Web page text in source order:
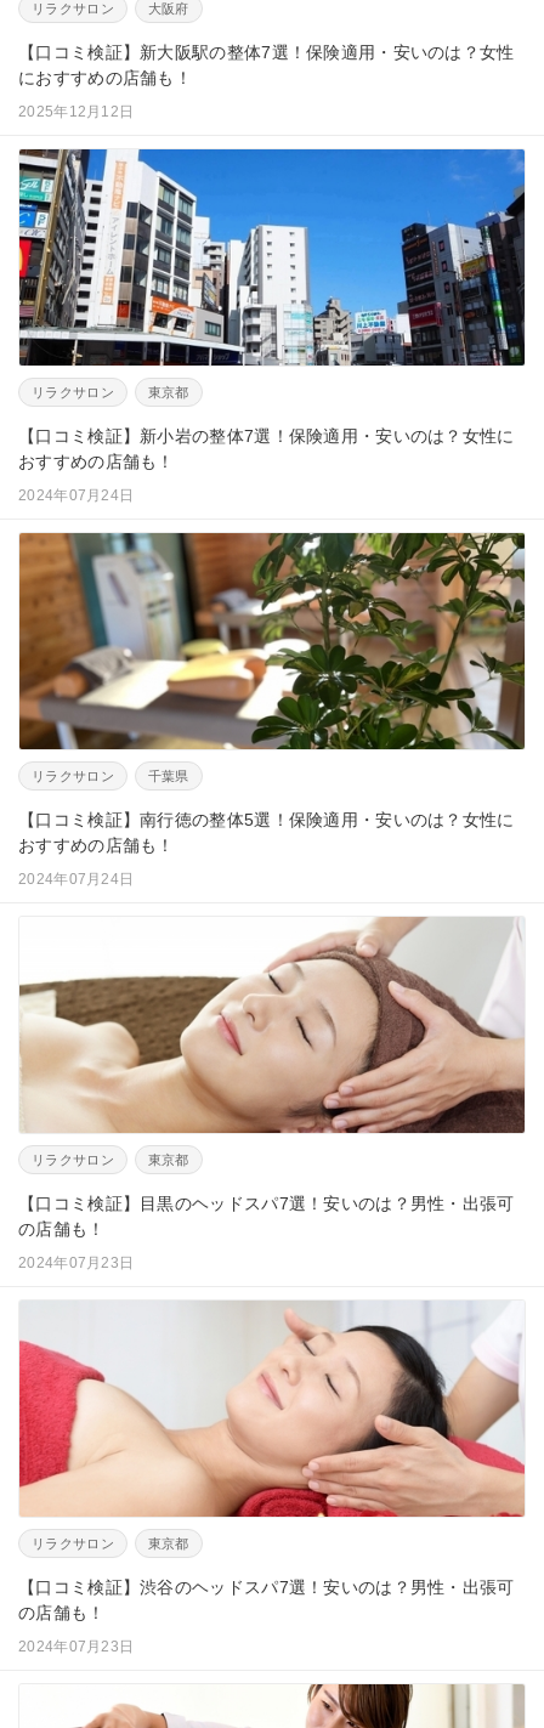
リラクサロン 大阪府
【口コミ検証】新大阪駅の整体7選！保険適用・安いのは？女性
におすすめの店舗も！
2025年12月12日
リラクサロン 東京都
【口コミ検証】新小岩の整体7選！保険適用・安いのは？女性に
おすすめの店舗も！
2024年07月24日
リラクサロン 千葉県
【口コミ検証】南行徳の整体5選！保険適用・安いのは？女性に
おすすめの店舗も！
2024年07月24日
リラクサロン 東京都
【口コミ検証】目黒のヘッドスパ7選！安いのは？男性・出張可
の店舗も！
2024年07月23日
リラクサロン 東京都
【口コミ検証】渋谷のヘッドスパ7選！安いのは？男性・出張可
の店舗も！
2024年07月23日